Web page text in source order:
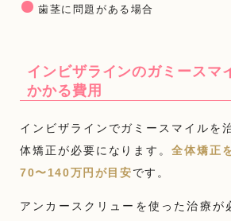
歯茎に問題がある場合
インビザラインのガミースマ
かかる費用
インビザラインでガミースマイルを
体矯正が必要になります。全体矯正
70〜140万円が目安です。
アンカースクリューを使った治療が